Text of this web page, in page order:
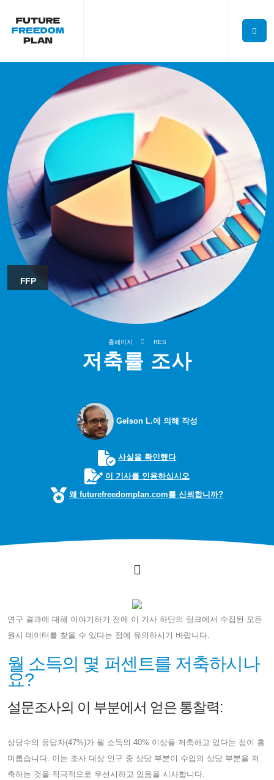
FFP
홈페이지 RES
저축률 조사
Gelson L.에 의해 작성
사실을 확인했다
이 기사를 인용하십시오
왜 futurefreedomplan.com를 신뢰합니까?
연구 결과에 대해 이야기하기 전에 이 기사 하단의 링크에서 수집된 모든
원시 데이터를 찾을 수 있다는 점에 유의하시기 바랍니다.
월 소득의 몇 퍼센트를 저축하시나
요?
설문조사의 이 부분에서 얻은 통찰력:
상당수의 응답자(47%)가 월 소득의 40% 이상을 저축하고 있다는 점이 흥
미롭습니다. 이는 조사 대상 인구 중 상당 부분이 수입의 상당 부분을 저
축하는 것을 적극적으로 우선시하고 있음을 시사합니다.